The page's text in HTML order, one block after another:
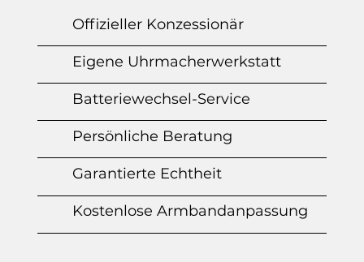
Offizieller Konzessionär
Eigene Uhrmacherwerkstatt
Batteriewechsel-Service
Persönliche Beratung
Garantierte Echtheit
Kostenlose Armbandanpassung